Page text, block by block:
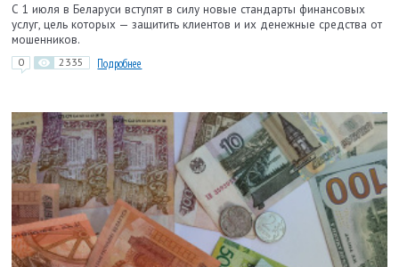
С 1 июля в Беларуси вступят в силу новые стандарты финансовых
услуг, цель которых — защитить клиентов и их денежные средства от
мошенников.
0 2335 Подробнее